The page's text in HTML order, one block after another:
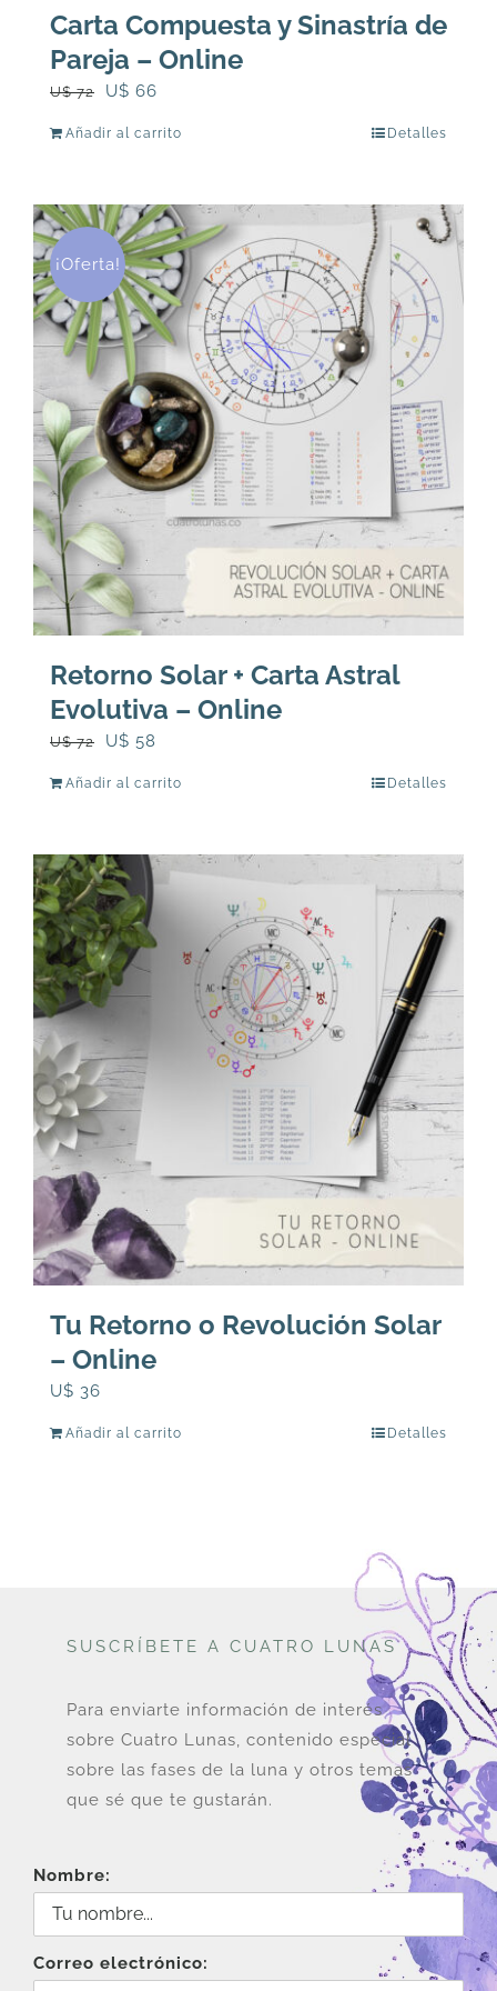
Carta Compuesta y Sinastría de
Pareja – Online
U$72
El
U$
72.
U$ 66
U$
66.
Añadir al carrito Detalles
¡Oferta!
Retorno Solar + Carta Astral
Evolutiva – Online
U$72
El
U$
72.
U$ 58
U$
Añadir al carrito Detalles
Tu Retorno o Revolución Solar
– Online
U$ 36
Añadir al carrito Detalles
SUSCRÍBETE A CUATRO LUNAS
Para enviarte información de interés
sobre Cuatro Lunas, contenido especial
sobre las fases de la luna y otros temas
que sé que te gustarán.
Nombre:
Correo electrónico: